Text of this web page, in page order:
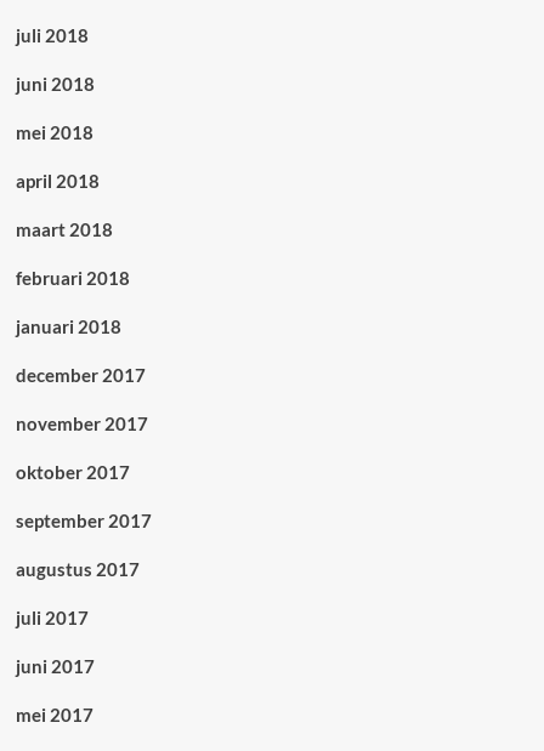
juli 2018
juni 2018
mei 2018
april 2018
maart 2018
februari 2018
januari 2018
december 2017
november 2017
oktober 2017
september 2017
augustus 2017
juli 2017
juni 2017
mei 2017